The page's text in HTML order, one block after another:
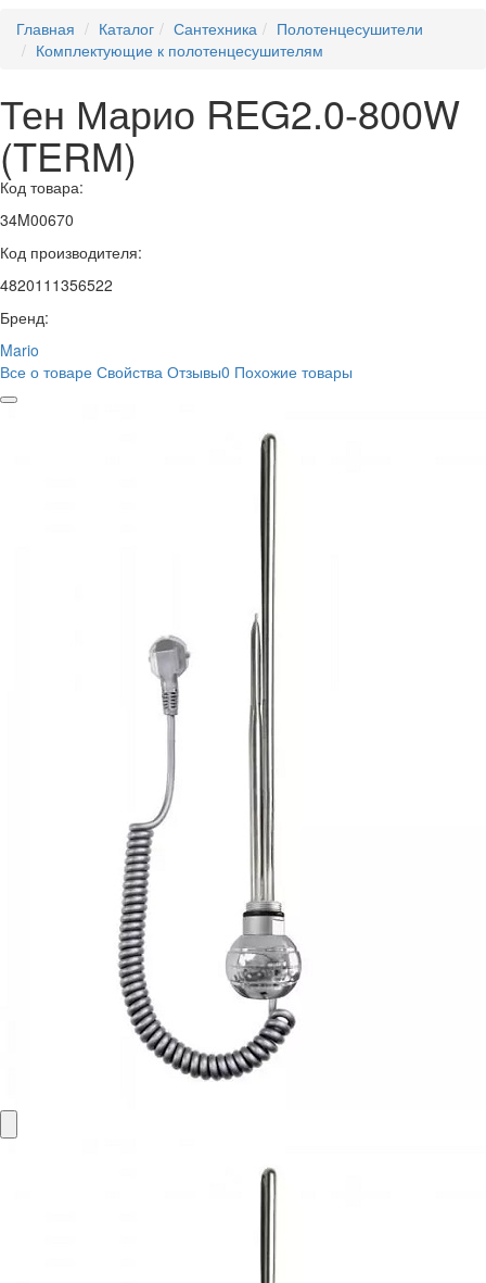
Главная
Каталог Сантехника
Полотенцесушители
Комплектующие к полотенцесушителям
Тен Марио REG2.0-800W
(TERM)
Код товара:
34M00670
Код производителя:
4820111356522
Бренд:
Mario
Все о товаре Свойства Отзывы0 Похожие товары